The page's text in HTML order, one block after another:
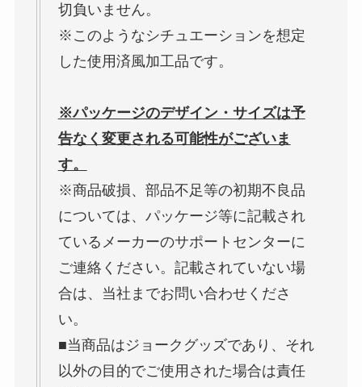
切負いません。
※このようなシチュエーションを想定
した使用済風加工品です。
※パッケージのデザイン・サイズは予
告なく変更される可能性がございま
す。
※商品破損、部品不足等の初期不良品
については、パッケージ等に記載され
ているメーカーのサポートセンターに
ご連絡ください。記載されていない場
合は、当社までお問い合わせくださ
い。
■当商品はジョークグッズであり、それ
以外の目的でご使用された場合は責任